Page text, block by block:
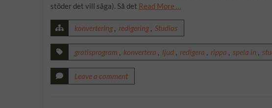
stöder det vill säga). Så det Read More …
konvertering , redigering , Studios
gratisprogram , konvertera , ljud , redigera , rippa , spela in ,
Leave a comment